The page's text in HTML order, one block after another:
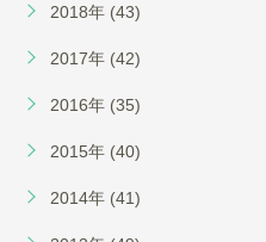
2018年 (43)
2017年 (42)
2016年 (35)
2015年 (40)
2014年 (41)